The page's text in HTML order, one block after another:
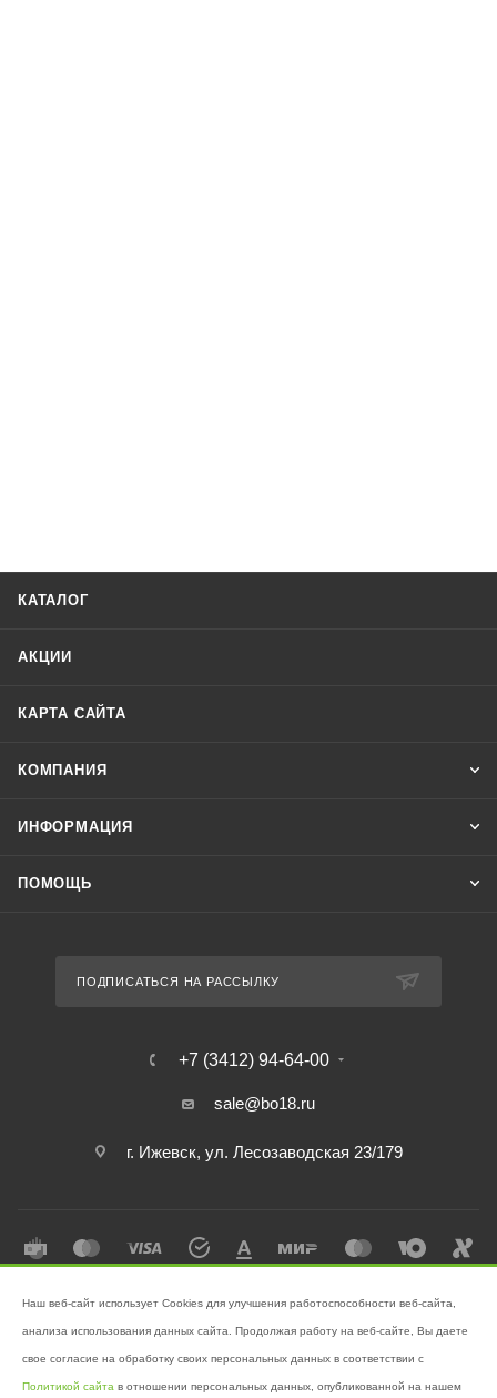
КАТАЛОГ
АКЦИИ
КАРТА САЙТА
КОМПАНИЯ
ИНФОРМАЦИЯ
ПОМОЩЬ
ПОДПИСАТЬСЯ НА РАССЫЛКУ
+7 (3412) 94-64-00
sale@bo18.ru
г. Ижевск, ул. Лесозаводская 23/179
поддержании чистоты!
Наш веб-сайт использует Cookies для улучшения работоспособности веб-сайта,
анализа использования данных сайта. Продолжая работу на веб-сайте, Вы даете
свое согласие на обработку своих персональных данных в соответствии с
Политикой сайта в отношении персональных данных, опубликованной на нашем